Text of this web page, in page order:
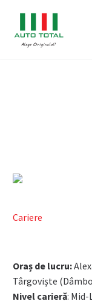
Cariere
Oraș de lucru:
Târgoviște
Nivel carieră: Mid-